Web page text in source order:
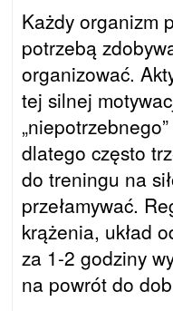
Każdy organizm
potrzebą
organizować.
tej silnej
dlatego często
do treningu na
przełamywać.
krążenia, układ
za 1-2 godziny
na powrót do